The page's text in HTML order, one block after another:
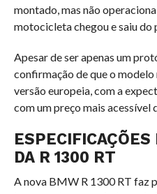
montado, mas não
motocicleta chegou e saiu do
Apesar de ser apenas um
confirmação de que o
versão europeia, com a
com um preço mais acessível
DA R 1300 RT
A nova BMW R 1300 RT faz